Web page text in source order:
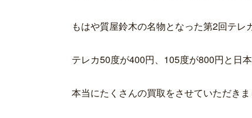
もはや質屋鈴木の名物となった第2回テレ
テレカ50度が400円、105度が800円と日本
本当にたくさんの買取をさせていただきま